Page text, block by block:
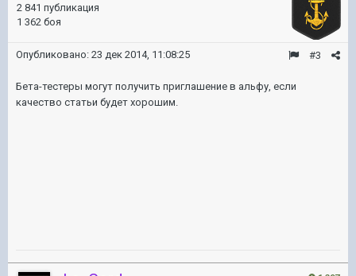
2 841 публикация
1 362 боя
#3
Опубликовано: 23 дек 2014, 11:08:25
Бета-тестеры могут получить приглашение в альфу, если
качество статьи будет хорошим.